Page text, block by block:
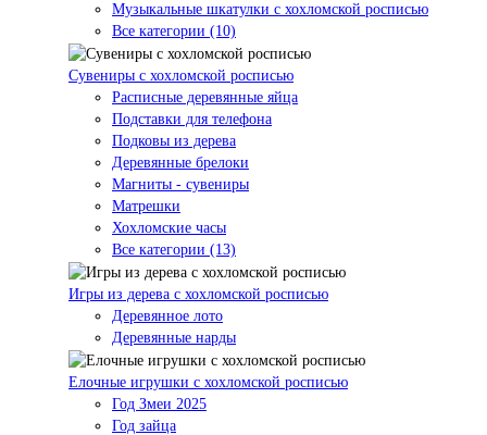
Музыкальные шкатулки с хохломской росписью
Все категории (10)
Сувениры с хохломской росписью
Расписные деревянные яйца
Подставки для телефона
Подковы из дерева
Деревянные брелоки
Магниты - сувениры
Матрешки
Хохломские часы
Все категории (13)
Игры из дерева с хохломской росписью
Деревянное лото
Деревянные нарды
Елочные игрушки с хохломской росписью
Год Змеи 2025
Год зайца